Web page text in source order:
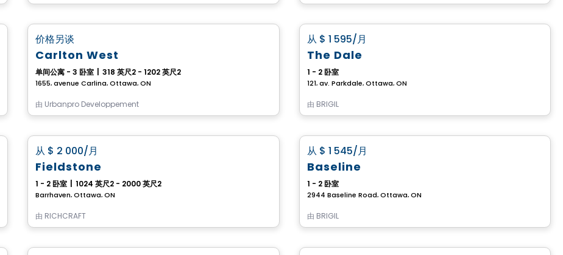
公寓
价格另谈
Carlton West
单间公寓 - 3 卧室 318 英尺2 - 1202 英尺2
1655, avenue Carling, Ottawa, ON
由 Urbanpro Developpement
公寓
从 $ 1 595/月
The Dale
1 - 2 卧室
121, av. Parkdale, Ottawa, ON
由 BRIGIL
房子
从 $ 2 000/月
Fieldstone
1 - 2 卧室 1024 英尺2 - 2000 英尺2
Barrhaven, Ottawa, ON
由 RICHCRAFT
公寓
从 $ 1 545/月
Baseline
1 - 2 卧室
2944 Baseline Road, Ottawa, ON
由 BRIGIL
公寓 公寓